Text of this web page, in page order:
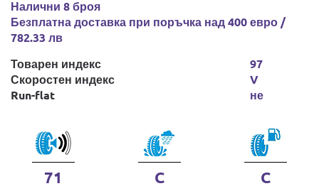
Налични 8 броя
Безплатна доставка при поръчка над 400 евро /
782.33 лв
Товарен индекс
Скоростен индекс
Run-flat
97
V
не
71 C C